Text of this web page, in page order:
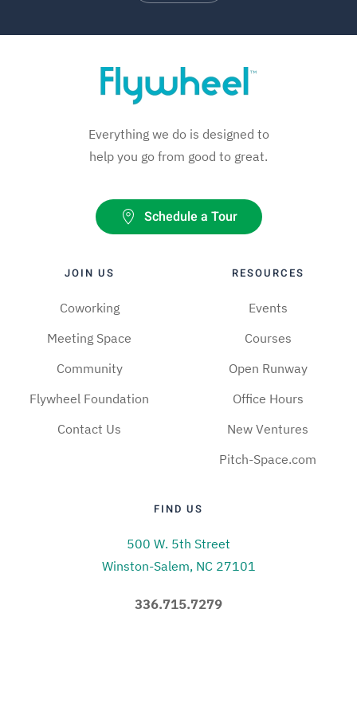
Everything we do is designed to
help you go from good to great.
Schedule a Tour
JOIN US
Coworking
Meeting Space
Community
Flywheel Foundation
Contact Us
RESOURCES
Events
Courses
Open Runway
Office Hours
New Ventures
Pitch-Space.com
FIND US
500 W. 5th Street
Winston-Salem, NC 27101
336.715.7279